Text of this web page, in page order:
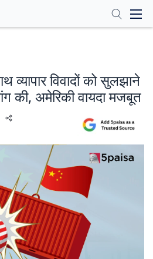
व्यापार विवादों को सुलझाने
की, अमेरिकी वायदा मजबूत